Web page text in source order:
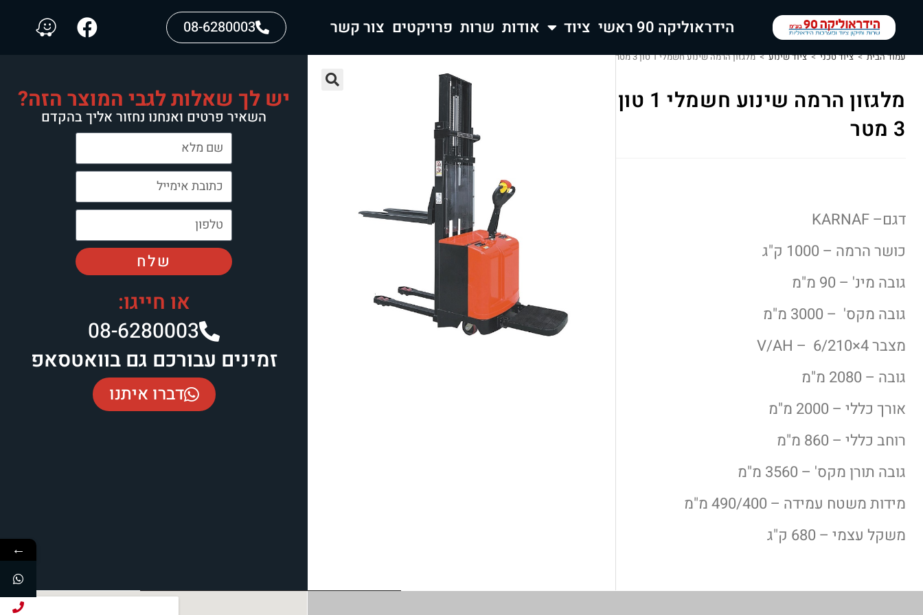
הידראוליקה 90 ראשי ציוד אודות שרות פרויקטים צור קשר 08-6280003
עמוד הבית > ציוד טכני > ציוד שינוע > מלגזון הרמה שינוע חשמלי 1 טון 3 מטר
מלגזון הרמה שינוע חשמלי 1 טון
3 מטר
דגם– KARNAF
כושר הרמה – 1000 ק"ג
גובה מינ' – 90 מ"מ
גובה מקס' – 3000 מ"מ
מצבר 4×6/210 – V/AH
גובה – 2080 מ"מ
אורך כללי – 2000 מ"מ
רוחב כללי – 860 מ"מ
גובה תורן מקס' – 3560 מ"מ
מידות משטח עמידה – 490/400 מ"מ
משקל עצמי – 680 ק"ג
יש לך שאלות לגבי המוצר הזה?
השאיר פרטים ואנחנו נחזור אליך בהקדם
שלח
או חייגו:
08-6280003​
זמינים עבורכם גם בוואטסאפ
דברו איתנו
←